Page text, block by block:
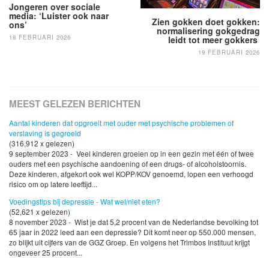
Zien gokken doet gokken:
normalisering gokgedrag
leidt tot meer gokkers
19 FEBRUARI 2026
Jongeren over sociale
media: ‘Luister ook naar
ons’
18 FEBRUARI 2026
MEEST GELEZEN BERICHTEN
Aantal kinderen dat opgroeit met ouder met psychische problemen of
verslaving is gegroeid
(316,912 x gelezen)
9 september 2023 - Veel kinderen groeien op in een gezin met één of twee
ouders met een psychische aandoening of een drugs- of alcoholstoornis.
Deze kinderen, afgekort ook wel KOPP/KOV genoemd, lopen een verhoogd
risico om op latere leeftijd...
Voedingstips bij depressie - Wat wel/niet eten?
(52,621 x gelezen)
8 november 2023 - Wist je dat 5,2 procent van de Nederlandse bevolking tot
65 jaar in 2022 leed aan een depressie? Dit komt neer op 550.000 mensen,
zo blijkt uit cijfers van de GGZ Groep. En volgens het Trimbos Instituut krijgt
ongeveer 25 procent...